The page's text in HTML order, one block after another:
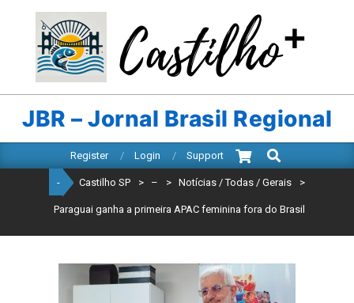
content
CASTILHO
SP
JBR – Jornal Brasil Regional
Navigation
Register Login Support
Search
- Castilho SP > – > Notícias / Todas / Gerais >
Paraguai ganha a primeira APAC feminina fora do Brasil